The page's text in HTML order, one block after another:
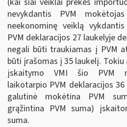
nevykdantis PVM
neekonominę veiklą
PVM deklaracijos 27 laukelyje
negali būti traukiamas į PVM
būti įrašomas į 35 laukelį.
įskaitymo VMI šio PVM
laikotarpio PVM deklaracijos
galutinė mokėtina PVM
grąžintina PVM suma)
suma.